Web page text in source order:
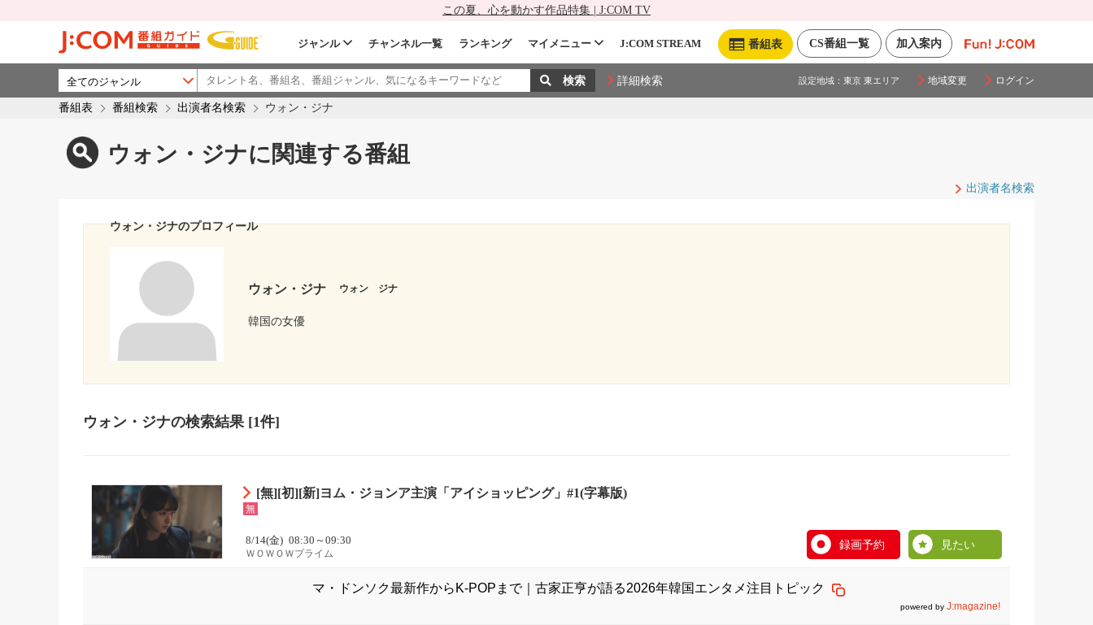
この夏、心を動かす作品特集 | J:COM TV
加入案内
CS番組一覧
番組表
ジャンル チャンネル一覧 ランキング マイメニュー J:COM STREAM
詳細検索 設定地域： 東京 東エリア 地域変更 ログイン
番組表 番組検索 出演者名検索 ウォン・ジナ
ウォン・ジナに関連する番組
出演者名検索
ウォン・ジナのプロフィール
ウォン・ジナ ウォン ジナ
韓国の女優
ウォン・ジナの検索結果[1件]
[無][初][新]ヨム・ジョンア主演「アイショッピング」#1(字幕版)
無
8/14(金) 08:30～09:30
ＷＯＷＯＷプライム
録画予約 見たい
マ・ドンソク最新作からK-POPまで｜古家正亨が語る2026年韓国エンタメ注目トピック
powered by J:magazine!